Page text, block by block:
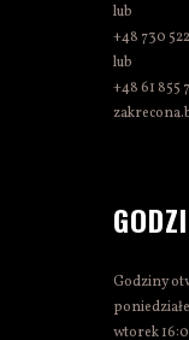
lub
+48 730
lub
+48 61 855
Godziny
wtorek